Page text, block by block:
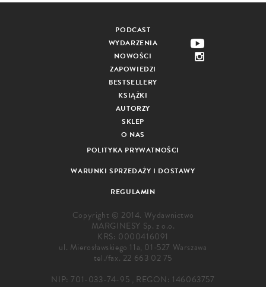
PODCAST
WYDARZENIA
NOWOŚCI
ZAPOWIEDZI
BESTSELLERY
KSIĄŻKI
AUTORZY
SKLEP
O NAS
POLITYKA PRYWATNOŚCI
WARUNKI SPRZEDAŻY I DOSTAWY
REGULAMIN
Copyright © 2014. Wydawnictwo
MARGINESY Sp. z o.o.
KRS: 0000416091
ul. Mierosławskiego 11a, 01-527 Warszawa
tel./fax. 22 663 02 75
NIP: 701-033-74-95 , REGON: 146063757